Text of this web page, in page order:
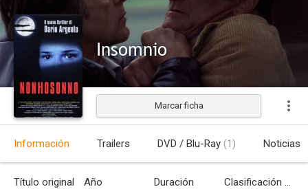
Insomnio
Estrenada
Marcar ficha
Información Trailers DVD / Blu-Ray (1) Noticias
Título original Año Duración Clasificación por edades